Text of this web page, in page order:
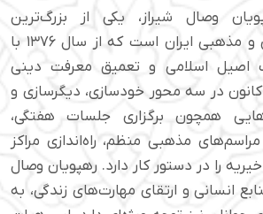
وصال شیراز، یکی از بزرگ‌ترین
مجموعه‌های فرهنگی و مذهبی ایران است که از سال ۱۳۷۶ با
اصیل اسلامی و تعمیق معرفت دینی
در سه محور خودسازی، دیگرسازی و
همچون برگزاری جلسات هفتگی،
مذهبی منظم، راه‌اندازی مراکز
را در دستور کار دارد. رهپویان وصال
انسانی و ارتقای مهارت‌های زندگی، به